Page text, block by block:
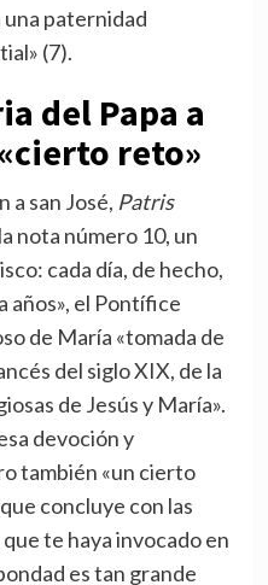
una paternidad
(7).
del Papa a
reto»
a san José, Patris
nota número 10, un
cada día, de hecho,
años», el Pontífice
de María «tomada de
del siglo XIX, de la
de Jesús y María».
devoción y
también «un cierto
concluye con las
te haya invocado en
es tan grande